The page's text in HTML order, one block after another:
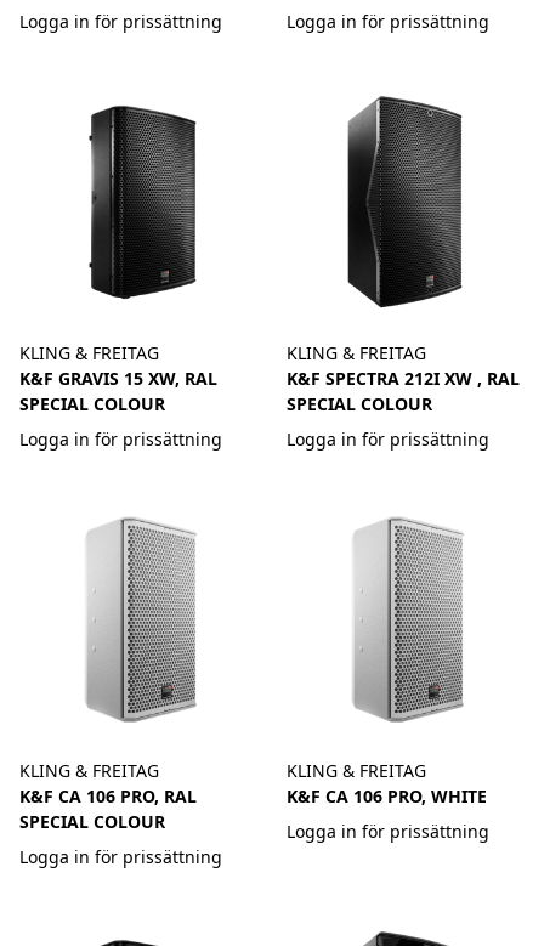
Logga in för prissättning
Logga in för prissättning
KLING & FREITAG
K&F GRAVIS 15 XW, RAL
SPECIAL COLOUR
Logga in för prissättning
KLING & FREITAG
K&F SPECTRA 212I XW , RAL
SPECIAL COLOUR
Logga in för prissättning
KLING & FREITAG
K&F CA 106 PRO, RAL
SPECIAL COLOUR
Logga in för prissättning
KLING & FREITAG
K&F CA 106 PRO, WHITE
Logga in för prissättning